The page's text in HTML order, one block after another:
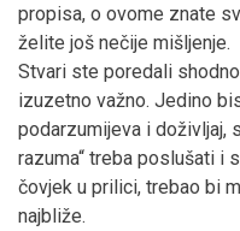
propisa, o ovome znate
želite još nečije mišljenje.
Stvari ste poredali
izuzetno važno. Jedino
podarzumijeva i doživljaj,
razuma“ treba poslušati i
čovjek u prilici, trebao bi
najbliže.